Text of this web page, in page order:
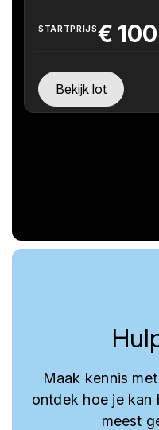
STARTPRIJS€ 100
Bekijk lot
Maak kennis
ontdek hoe je kan
meest